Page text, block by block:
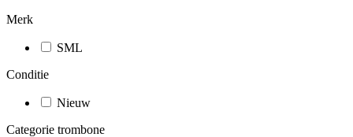
Merk
SML
Conditie
Nieuw
Categorie trombone